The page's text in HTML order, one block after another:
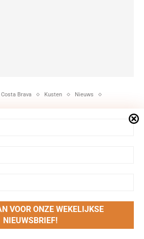
Costa Brava Kusten
Nieuws
bikini-toerisme
Barrio Gotíc, de oude wijk …